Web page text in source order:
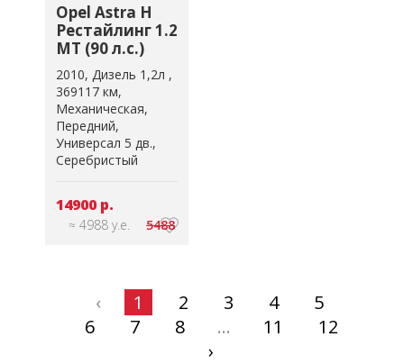
Opel Astra H
Рестайлинг 1.2
MT (90 л.с.)
2010 Дизель 1,2л
369117 км
Механическая
Передний
Универсал 5 дв.
Серебристый
14900 р.
≈ 4988 у.е. 5488
‹ 1 2 3 4
5
6
7 8 ... 11
12
›